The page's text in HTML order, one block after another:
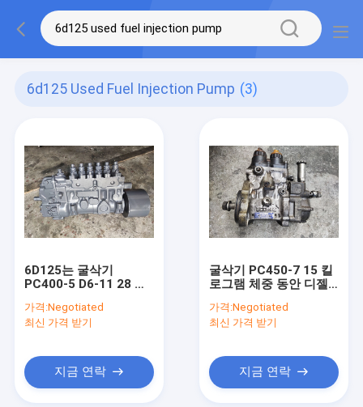
6d125 Used Fuel Injection Pump (3)
6D125는 굴삭기
PC400-5 D6-11 28 킬
주입 펌프 6 플런저 헤드
를 사용했습니다
가격:Negotiated
최신 가격 받기
지금 연락
굴삭기 PC450-7 15 킬
로그램 체중 동안 디젤
펌프 6D125
가격:Negotiated
최신 가격 받기
지금 연락